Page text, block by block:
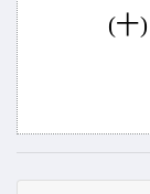
(十)